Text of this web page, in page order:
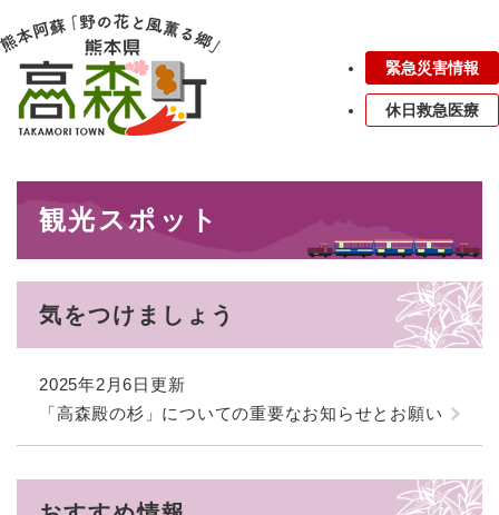
ー
ジ
メニューを飛ばして本文へ
緊急災害情報
休日救急医療
観光スポット
気をつけましょう
2025年2月6日更新
「高森殿の杉」についての重要なお知らせとお願い